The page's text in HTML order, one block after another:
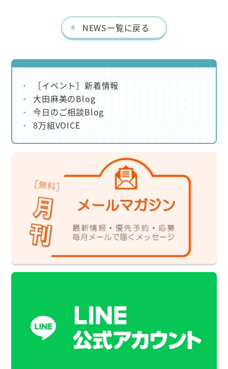
NEWS一覧に戻る
［イベント］新着情報
大田麻美のBlog
今日のご相談Blog
8万組VOICE